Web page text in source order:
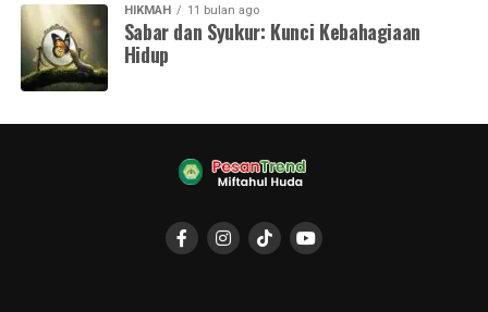
HIKMAH 11 bulan ago
Sabar dan Syukur: Kunci Kebahagiaan
Hidup